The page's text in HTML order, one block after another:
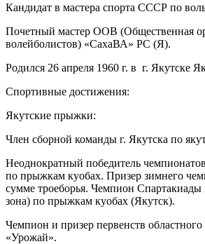
Кандидат в мастера спорта СССР по
Почетный мастер ООВ (Общественная
волейболистов) «СахаВА» РС (Я).
Родился 26 апреля 1960 г. в г. Якутске
Спортивные достижения:
Якутские прыжки:
Член сборной команды г. Якутска по
Неоднократный победитель
по прыжкам куобах. Призер зимнего
сумме троеборья. Чемпион
зона) по прыжкам куобах (Якутск).
Чемпион и призер первенств
«Урожай».